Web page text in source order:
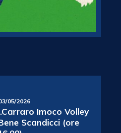
05/2026
Imoco Volley
Scandicci (ore